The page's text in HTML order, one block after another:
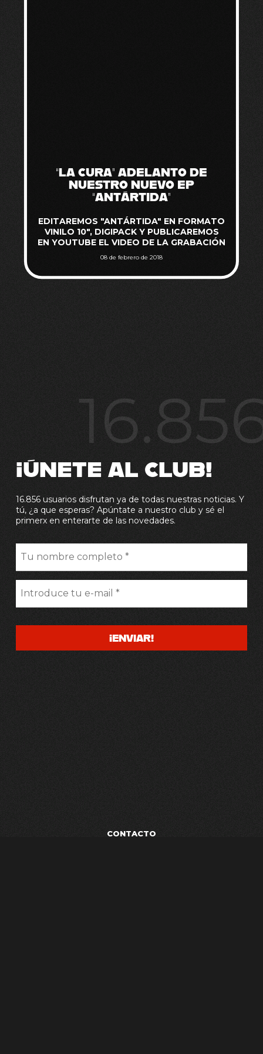
“LA CURA” ADELANTO DE
NUESTRO NUEVO EP
“ANTÁRTIDA”
EDITAREMOS "ANTÁRTIDA" EN FORMATO
VINILO 10", DIGIPACK Y PUBLICAREMOS
EN YOUTUBE EL VIDEO DE LA GRABACIÓN
08 de febrero de 2018
¡ÚNETE AL CLUB!
16.856 usuarios disfrutan ya de todas nuestras noticias. Y
tú, ¿a que esperas? Apúntate a nuestro club y sé el
primerx en enterarte de las novedades.
CONTACTO